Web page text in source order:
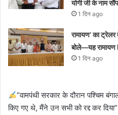
योगी जी के नाम
1 दिन ago
रामायण’ का
बोले—यह रामायण
1 दिन ago
”वामपंथी सरकार के दौरान पश्चिम
किए गए थे, मैंने उन सभी को रद्द कर दिया”